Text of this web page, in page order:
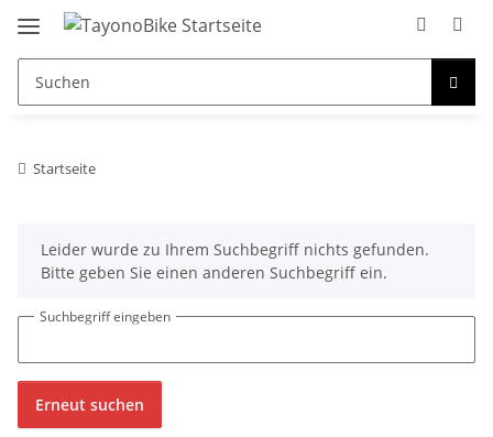
Startseite
xLeider wurde zu Ihrem Suchbegriff nichts gefunden.
Bitte geben Sie einen anderen Suchbegriff ein.
Suchbegriff eingeben
Erneut suchen